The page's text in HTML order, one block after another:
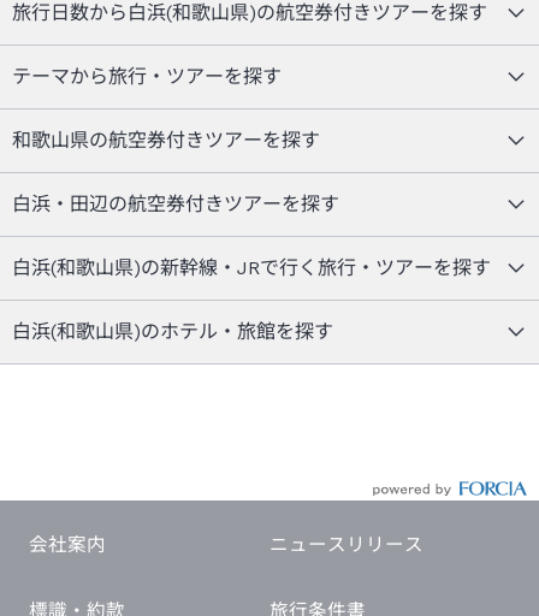
旅行日数から白浜(和歌山県)の航空券付きツアーを探す
テーマから旅行・ツアーを探す
和歌山県の航空券付きツアーを探す
白浜・田辺の航空券付きツアーを探す
白浜(和歌山県)の新幹線・JRで行く旅行・ツアーを探す
白浜(和歌山県)のホテル・旅館を探す
会社案内 ニュースリリース
標識・約款 旅行条件書